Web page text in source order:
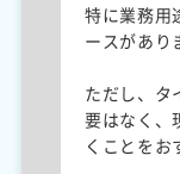
特に業務用
ースがあり
ただし、タ
要はなく、
くことをお